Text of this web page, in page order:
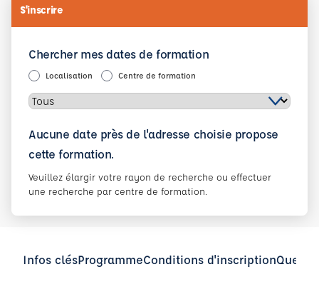
S'inscrire
Chercher mes dates de formation
Localisation Centre de formation
Aucune date près de l'adresse choisie propose
cette formation.
Veuillez élargir votre rayon de recherche ou effectuer
une recherche par centre de formation.
Infos clésProgrammeConditions d'inscription